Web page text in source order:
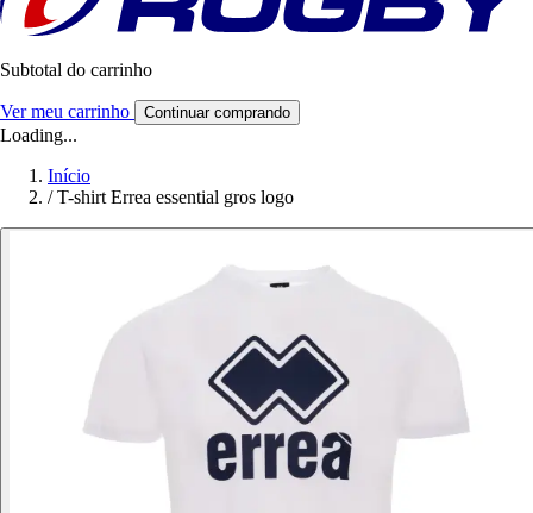
Subtotal do carrinho
Ver meu carrinho Continuar comprando
Loading...
Início
/ T-shirt Errea essential gros logo